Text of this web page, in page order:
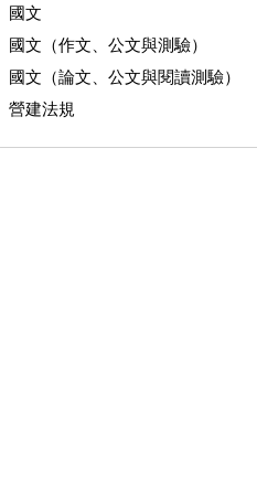
國文
國文（作文、公文與測驗）
國文（論文、公文與閱讀測驗）
營建法規